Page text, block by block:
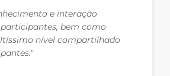
e interação
bem como
nível compartilhado